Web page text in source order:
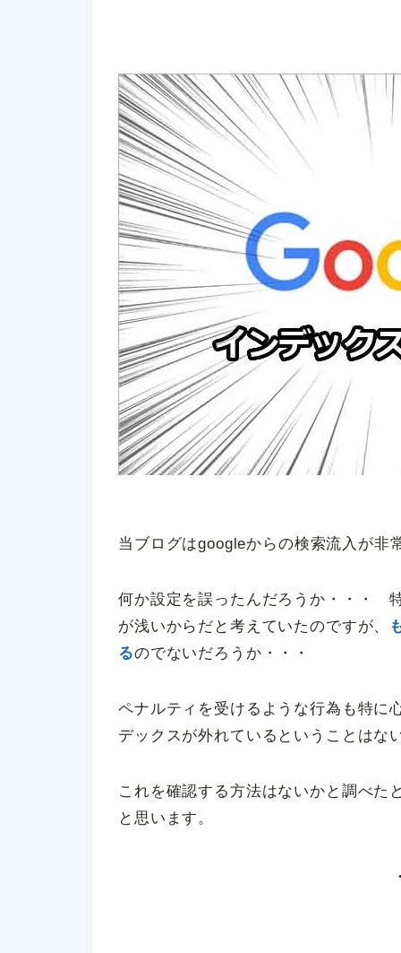
当ブログはgoogleからの検索流入が非
何か設定を誤ったんだろうか・・・
が浅いからだと考えていたのですが、
るのでないだろうか・・・
ペナルティを受けるような行為も特に
デックスが外れているということはな
これを確認する方法はないかと調べた
と思います。